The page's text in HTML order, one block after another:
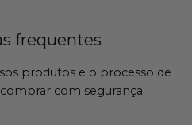
frequentes
produtos e o processo de
com segurança.